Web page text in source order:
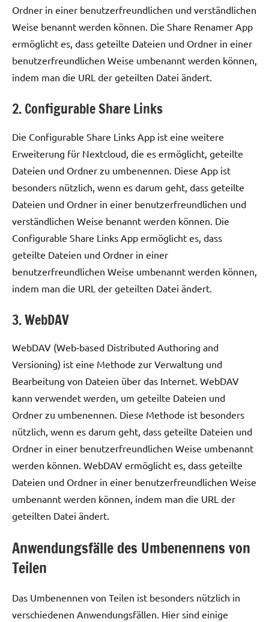
Ordner in einer benutzerfreundlichen und verständlichen
Weise benannt werden können. Die Share Renamer App
ermöglicht es, dass geteilte Dateien und Ordner in einer
benutzerfreundlichen Weise umbenannt werden können,
indem man die URL der geteilten Datei ändert.
2. Configurable Share Links
Die Configurable Share Links App ist eine weitere
Erweiterung für Nextcloud, die es ermöglicht, geteilte
Dateien und Ordner zu umbenennen. Diese App ist
besonders nützlich, wenn es darum geht, dass geteilte
Dateien und Ordner in einer benutzerfreundlichen und
verständlichen Weise benannt werden können. Die
Configurable Share Links App ermöglicht es, dass
geteilte Dateien und Ordner in einer
benutzerfreundlichen Weise umbenannt werden können,
indem man die URL der geteilten Datei ändert.
3. WebDAV
WebDAV (Web-based Distributed Authoring and
Versioning) ist eine Methode zur Verwaltung und
Bearbeitung von Dateien über das Internet. WebDAV
kann verwendet werden, um geteilte Dateien und
Ordner zu umbenennen. Diese Methode ist besonders
nützlich, wenn es darum geht, dass geteilte Dateien und
Ordner in einer benutzerfreundlichen Weise umbenannt
werden können. WebDAV ermöglicht es, dass geteilte
Dateien und Ordner in einer benutzerfreundlichen Weise
umbenannt werden können, indem man die URL der
geteilten Datei ändert.
Anwendungsfälle des Umbenennens von
Teilen
Das Umbenennen von Teilen ist besonders nützlich in
verschiedenen Anwendungsfällen. Hier sind einige